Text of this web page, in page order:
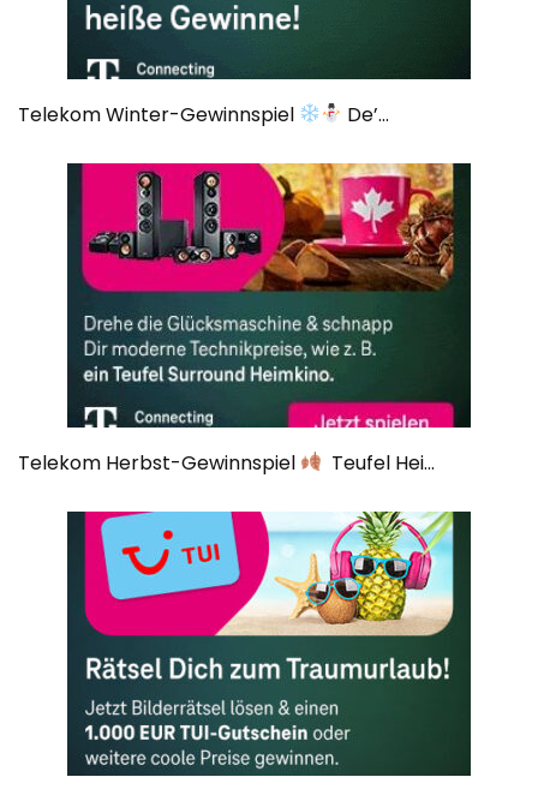
Telekom Winter-Gewinnspiel De’...
Telekom Herbst-Gewinnspiel Teufel Hei...